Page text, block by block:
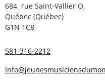
684, rue Saint-Vallier O.
Québec (Québec)
G1N 1C8
581-316-2212